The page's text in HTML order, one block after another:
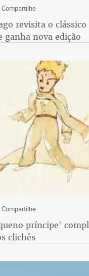
Compartilhe
revisita o
ganha nova edição
Compartilhe
príncipe'
clichês